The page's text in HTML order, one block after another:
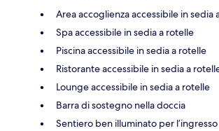
Area accoglienza accessibile in sedia
Spa accessibile in sedia a rotelle
Piscina accessibile in sedia a rotelle
Ristorante accessibile in sedia a
Lounge accessibile in sedia a rotelle
Barra di sostegno nella doccia
Sentiero ben illuminato per l’ingresso